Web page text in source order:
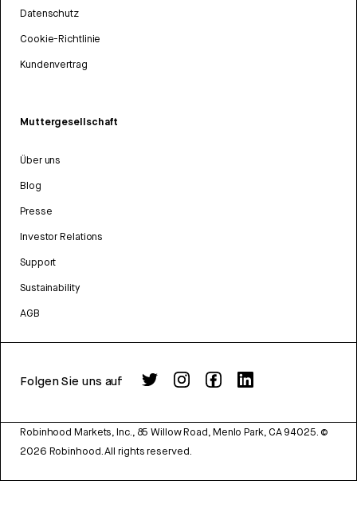
Datenschutz
Cookie-Richtlinie
Kundenvertrag
Muttergesellschaft
Über uns
Blog
Presse
Investor Relations
Support
Sustainability
AGB
Folgen Sie uns auf
Robinhood Markets, Inc., 85 Willow Road, Menlo Park, CA 94025. ©
2026 Robinhood. All rights reserved.